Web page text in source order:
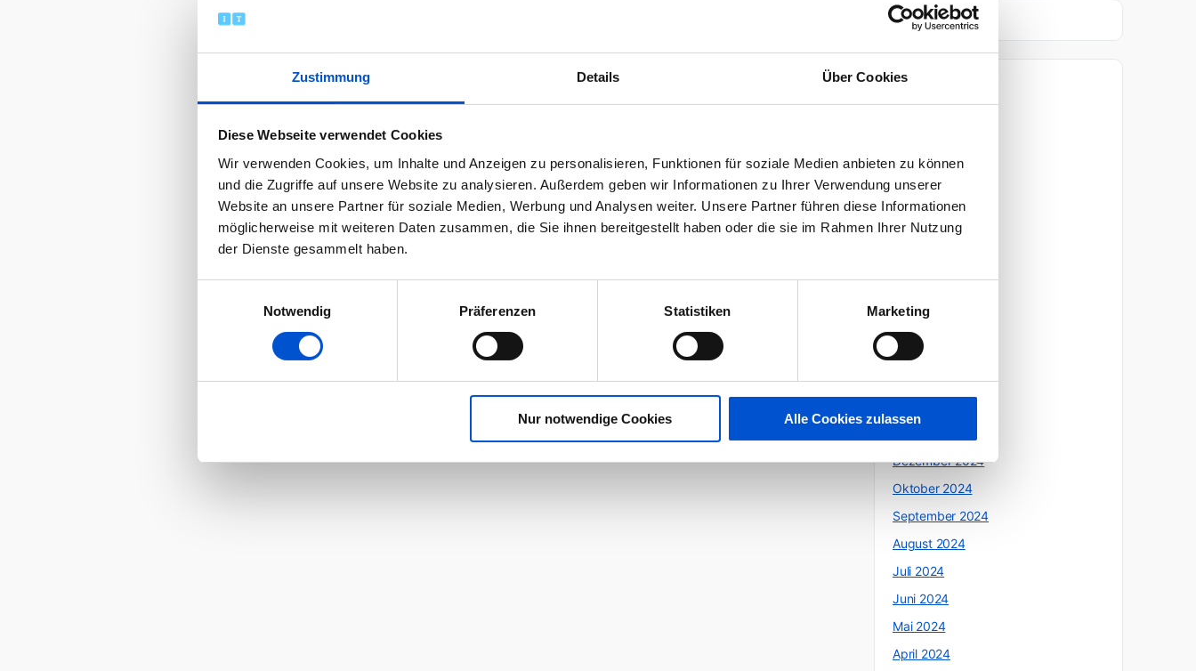
Zustimmung Details Über Cookies
Diese Webseite verwendet Cookies
Wir verwenden Cookies, um Inhalte und Anzeigen zu personalisieren, Funktionen für soziale Medien anbieten zu können
und die Zugriffe auf unsere Website zu analysieren. Außerdem geben wir Informationen zu Ihrer Verwendung unserer
Website an unsere Partner für soziale Medien, Werbung und Analysen weiter. Unsere Partner führen diese Informationen
möglicherweise mit weiteren Daten zusammen, die Sie ihnen bereitgestellt haben oder die sie im Rahmen Ihrer Nutzung
der Dienste gesammelt haben.
Notwendig
Präferenzen Statistiken Marketing
Nur notwendige Cookies Alle Cookies zulassen
April 2026
März 2026
November 2025
Oktober 2025
Mai 2025
April 2025
März 2025
Dezember 2024
Oktober 2024
September 2024
August 2024
Juli 2024
Juni 2024
Mai 2024
April 2024